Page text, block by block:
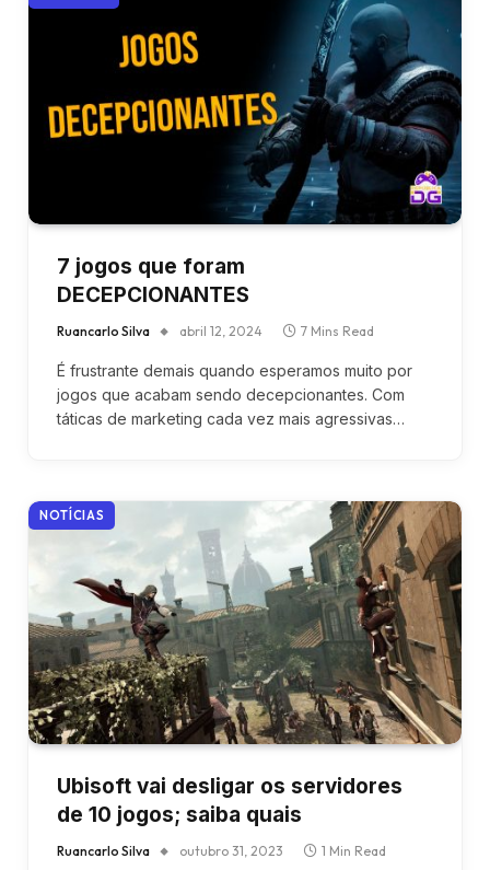
7 jogos que foram
DECEPCIONANTES
Ruancarlo Silva abril 12, 2024 7 Mins Read
É frustrante demais quando esperamos muito por
jogos que acabam sendo decepcionantes. Com
táticas de marketing cada vez mais agressivas…
NOTÍCIAS
Ubisoft vai desligar os servidores
de 10 jogos; saiba quais
Ruancarlo Silva outubro 31, 2023 1 Min Read